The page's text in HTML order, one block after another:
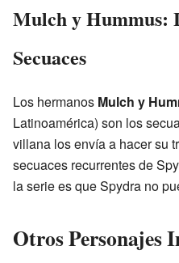
Mulch y Hummus:
Secuaces
Los hermanos Mulch y
Latinoamérica) son los
villana los envía a hacer su
secuaces recurrentes de
la serie es que Spydra no
Otros Personajes